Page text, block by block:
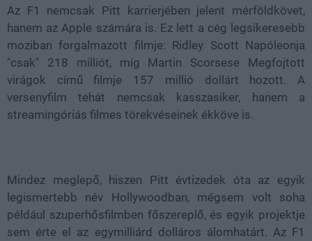
Az F1 nemcsak Pitt karrierjében jelent mérföldkövet,
hanem az Apple számára is. Ez lett a cég legsikeresebb
moziban forgalmazott filmje: Ridley Scott Napóleonja
"csak" 218 milliót, míg Martin Scorsese Megfojtott
virágok című filmje 157 millió dollárt hozott. A
versenyfilm tehát nemcsak kasszasiker, hanem a
streamingóriás filmes törekvéseinek ékköve is.
Mindez meglepő, hiszen Pitt évtizedek óta az egyik
legismertebb név Hollywoodban, mégsem volt soha
például szuperhősfilmben főszereplő, és egyik projektje
sem érte el az egymilliárd dolláros álomhatárt. Az F1